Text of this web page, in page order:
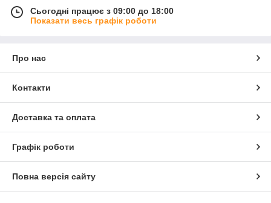
Сьогодні працює з 09:00 до 18:00
Показати весь графік роботи
Про нас
Контакти
Доставка та оплата
Графік роботи
Повна версія сайту